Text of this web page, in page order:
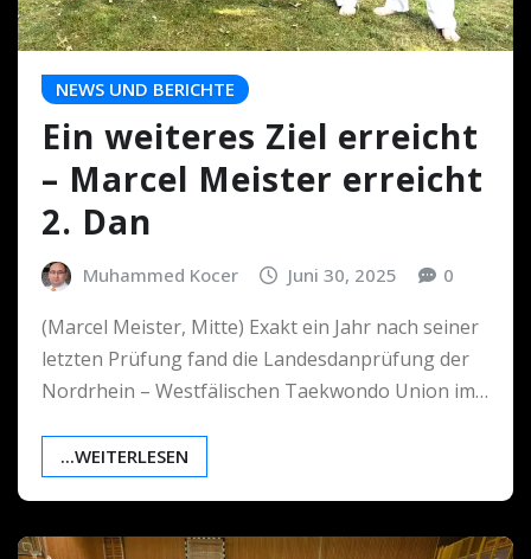
NEWS UND BERICHTE
Ein weiteres Ziel erreicht
– Marcel Meister erreicht
2. Dan
Muhammed Kocer Juni 30, 2025 0
(Marcel Meister, Mitte) Exakt ein Jahr nach seiner
letzten Prüfung fand die Landesdanprüfung der
Nordrhein – Westfälischen Taekwondo Union im…
...WEITERLESEN